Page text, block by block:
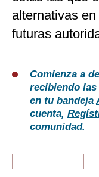
alternativas
futuras
Comienza a
recibiendo
en tu bandeja
cuenta,
comunidad.